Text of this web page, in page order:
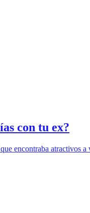
con tu ex?
encontraba atractivos a